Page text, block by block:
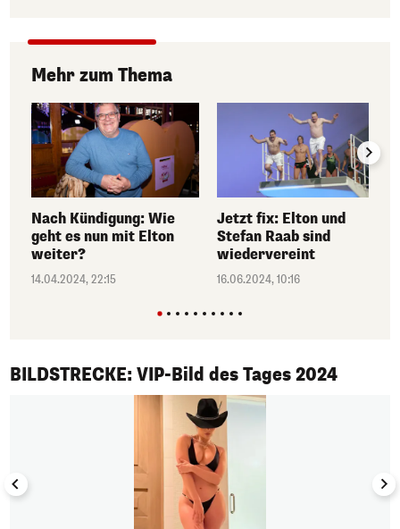
Mehr zum Thema
Nach Kündigung: Wie
geht es nun mit Elton
weiter?
14.04.2024, 22:15
Jetzt fix: Elton und
Stefan Raab sind
wiedervereint
16.06.2024, 10:16
BILDSTRECKE: VIP-Bild des Tages 2024
1/50